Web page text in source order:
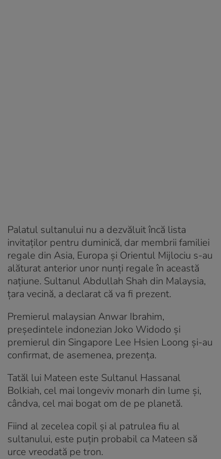
Palatul sultanului nu a dezvăluit încă lista
invitaţilor pentru duminică, dar membrii familiei
regale din Asia, Europa şi Orientul Mijlociu s-au
alăturat anterior unor nunţi regale în această
naţiune. Sultanul Abdullah Shah din Malaysia,
ţara vecină, a declarat că va fi prezent.
Premierul malaysian Anwar Ibrahim,
preşedintele indonezian Joko Widodo şi
premierul din Singapore Lee Hsien Loong şi-au
confirmat, de asemenea, prezenţa.
Tatăl lui Mateen este Sultanul Hassanal
Bolkiah, cel mai longeviv monarh din lume şi,
cândva, cel mai bogat om de pe planetă.
Fiind al zecelea copil şi al patrulea fiu al
sultanului, este puţin probabil ca Mateen să
urce vreodată pe tron.